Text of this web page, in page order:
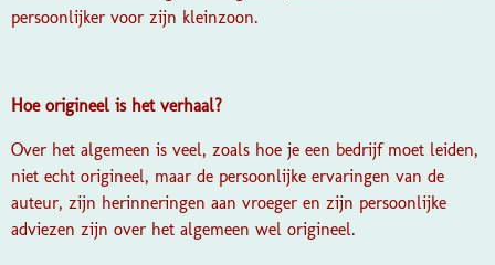
persoonlijker voor zijn kleinzoon.
Hoe origineel is het verhaal?
Over het algemeen is veel, zoals hoe je een bedrijf moet leiden,
niet echt origineel, maar de persoonlijke ervaringen van de
auteur, zijn herinneringen aan vroeger en zijn persoonlijke
adviezen zijn over het algemeen wel origineel.